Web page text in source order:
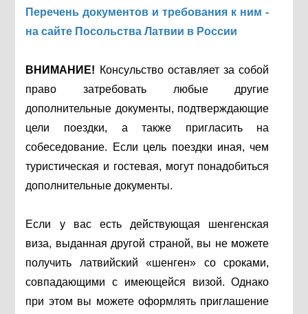
Перечень документов и требования к ним -
на сайте Посольства Латвии в России
ВНИМАНИЕ! Консульство оставляет за собой
право затребовать любые другие
дополнительные документы, подтверждающие
цели поездки, а также пригласить на
собеседование. Если цель поездки иная, чем
туристическая и гостевая, могут понадобиться
дополнительные документы.
Если у вас есть действующая шенгенская
виза, выданная другой страной, вы не можете
получить латвийский «шенген» со сроками,
совпадающими с имеющейся визой. Однако
при этом вы можете оформлять приглашение